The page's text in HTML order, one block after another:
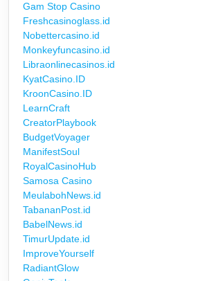
Gam Stop Casino
Freshcasinoglass.id
Nobettercasino.id
Monkeyfuncasino.id
Libraonlinecasinos.id
KyatCasino.ID
KroonCasino.ID
LearnCraft
CreatorPlaybook
BudgetVoyager
ManifestSoul
RoyalCasinoHub
Samosa Casino
MeulabohNews.id
TabananPost.id
BabelNews.id
TimurUpdate.id
ImproveYourself
RadiantGlow